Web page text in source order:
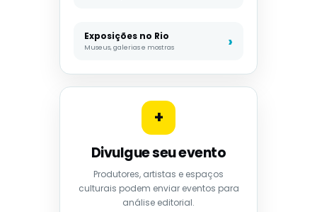
Exposições no Rio
Museus, galerias e mostras
+
Divulgue seu evento
Produtores, artistas e espaços
culturais podem enviar eventos para
análise editorial.